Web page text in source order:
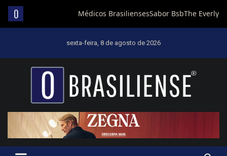
sexta-feira, 8 de agosto de 2026
Um diário de notícias que trabalha por Brasília